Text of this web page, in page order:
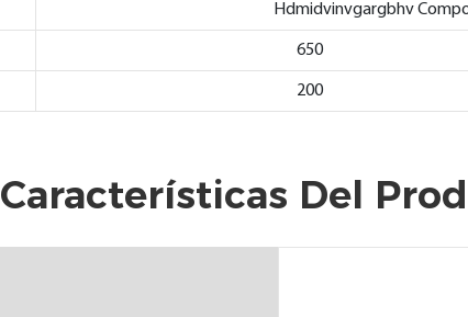
Hdmidvinvgargbhv
650
200
Características Del